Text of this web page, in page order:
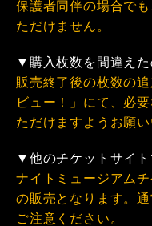
保護者同伴の場合で
ただけません。
▼購入枚数を間違えた
販売終了後の枚数の
ビュー！」にて、必
ただけますようお願い
▼他のチケットサイト
ナイトミュージアム
の販売となります。
ご注意ください。